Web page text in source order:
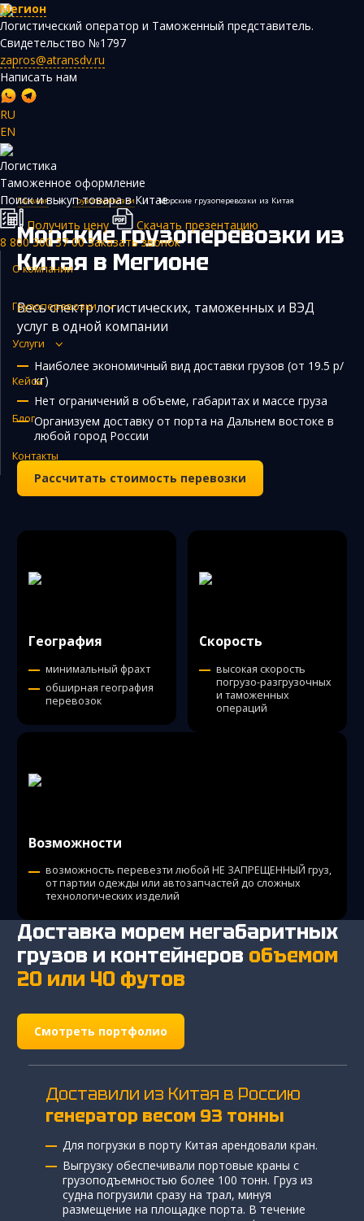
Мегион
Логистический оператор и Таможенный представитель.
Свидетельство №1797
zapros@atransdv.ru
Написать нам
RU
EN
Логистика
Таможенное оформление
Поиск и выкуп товара в Китае
Получить цену
Скачать презентацию
8 800 300 37 00 Заказать звонок
О компании
Грузоперевозки
Услуги
Кейсы
Блог
Контакты
Авиаперевозки из Китая
Железнодорожные перевозки из Китая
Контейнерные перевозки из Китая
Морские грузоперевозки из Китая
Сборные грузы из Китая
Закупка и поставка товаров из Китая
Поиск поставщика в Китае
Таможенное оформление
Главная › Грузоперевозки › Морские грузоперевозки из Китая
Морские грузоперевозки из
Китая в Мегионе
Весь спектр логистических, таможенных и ВЭД
услуг в одной компании
Наиболее экономичный вид доставки грузов (от 19.5 р/
кг)
Нет ограничений в объеме, габаритах и массе груза
Организуем доставку от порта на Дальнем востоке в
любой город России
Рассчитать стоимость перевозки
География
минимальный фрахт
обширная география
перевозок
Скорость
высокая скорость
погрузо-разгрузочных
и таможенных
операций
Возможности
возможность перевезти любой НЕ ЗАПРЕЩЕННЫЙ груз,
от партии одежды или автозапчастей до сложных
технологических изделий
Доставка морем негабаритных
грузов и контейнеров объемом
20 или 40 футов
Смотреть портфолио
Доставили из Китая в Россию
генератор весом 93 тонны
Для погрузки в порту Китая арендовали кран.
Выгрузку обеспечивали портовые краны с
грузоподъемностью более 100 тонн. Груз из
судна погрузили сразу на трал, минуя
размещениe на площадке порта. В течение